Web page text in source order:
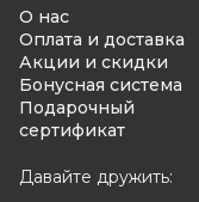
О нас
Оплата и доставка
Акции и скидки
Бонусная система
Подарочный
сертификат
Давайте дружить: